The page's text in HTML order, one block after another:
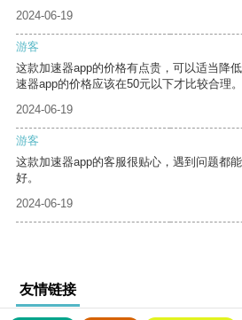
2024-06-19
游客
这款加速器app的价格有点贵，可以适当降
速器app的价格应该在50元以下才比较合理。
2024-06-19
游客
这款加速器app的客服很贴心，遇到问题都
好。
2024-06-19
友情链接